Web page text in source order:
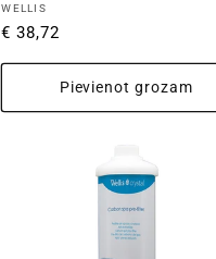
Pārdevējs:
WELLIS
Parastā
€ 38,72
Pievienot grozam